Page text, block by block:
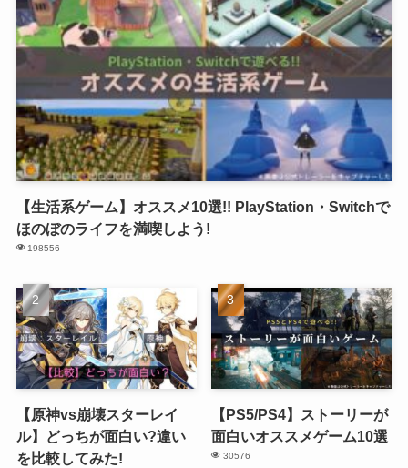
【生活系ゲーム】オススメ10選!! PlayStation・Switchで
ほのぼのライフを満喫しよう!
198556
【原神vs崩壊スターレイ
ル】どっちが面白い?違い
を比較してみた!
【PS5/PS4】ストーリーが
面白いオススメゲーム10選
30576